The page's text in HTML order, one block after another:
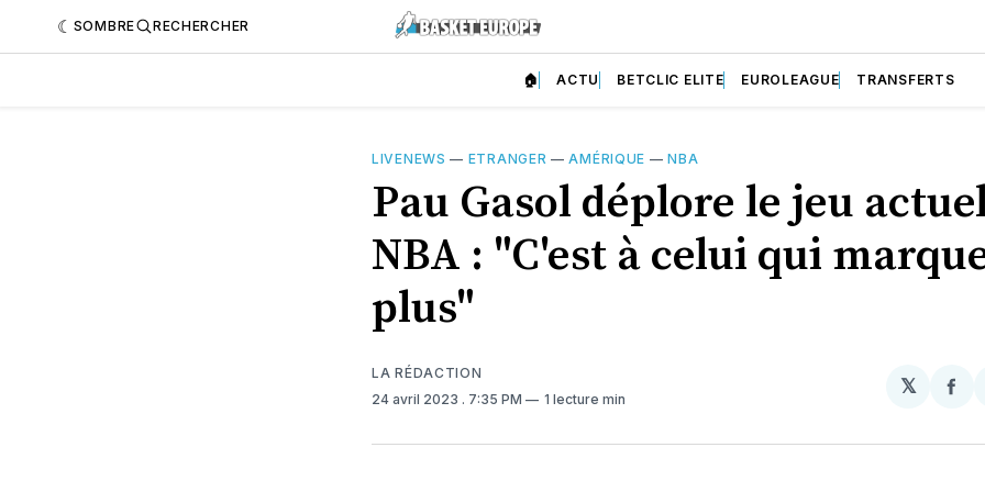
SOMBRE RECHERCHER
🏠 ACTU BETCLIC ELITE EUROLEAGUE TRANSFERTS
LIVENEWS — ETRANGER —AMÉRIQUE —NBA
Pau Gasol déplore le jeu
NBA : "C'est à celui qui
plus"
LA RÉDACTION
24 avril 2023 . 7:35 PM 1 lecture min
𝕏